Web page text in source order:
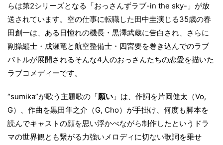
らは第2シリーズとなる「おっさんずラブ-in the sky-」が放
送されています。空の仕事に転職した田中圭演じる35歳の春
田創一は、ある日憧れの機長・黒澤武蔵に告白され、さらに
副操縦士・成瀬竜と航空整備士・四宮要を巻き込んでのラブ
バトルが展開されるそんな4人のおっさんたちの恋愛を描いた
ラブコメディーです。
“sumika”が歌う主題歌の「願い 」は、作詞を片岡健太（Vo,
G）、作曲を黒田隼之介（G, Cho）が手掛け、何度も脚本を
読んでキャストの顔を思い浮かべながら制作したというドラ
マの世界観とも繋がる力強いメロディに切ない歌詞を乗せ